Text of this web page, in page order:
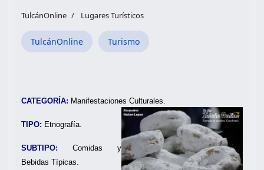
TulcánOnline Lugares Turísticos
TulcánOnline Turismo
CATEGORÍA: Manifestaciones Culturales.
TIPO: Etnografía.
SUBTIPO: Comidas y
Bebidas Típicas.